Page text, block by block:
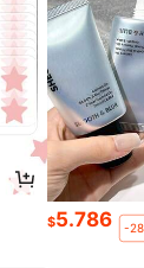
$5.786 -